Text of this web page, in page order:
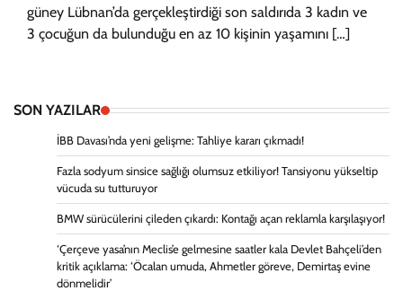
güney Lübnan’da gerçekleştirdiği son saldırıda 3 kadın ve
3 çocuğun da bulunduğu en az 10 kişinin yaşamını […]
SON YAZILAR
İBB Davası’nda yeni gelişme: Tahliye kararı çıkmadı!
Fazla sodyum sinsice sağlığı olumsuz etkiliyor! Tansiyonu yükseltip
vücuda su tutturuyor
BMW sürücülerini çileden çıkardı: Kontağı açan reklamla karşılaşıyor!
‘Çerçeve yasa’nın Meclis’e gelmesine saatler kala Devlet Bahçeli’den
kritik açıklama: ‘Öcalan umuda, Ahmetler göreve, Demirtaş evine
dönmelidir’